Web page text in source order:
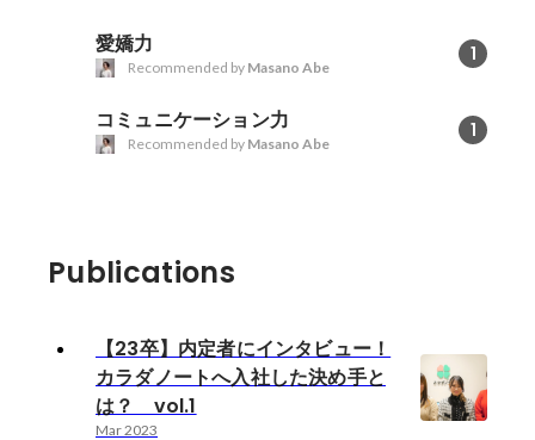
愛嬌力 1
Recommended by Masano Abe
コミュニケーション力 1
Recommended by Masano Abe
Publications
【23卒】内定者にインタビュー！
カラダノートへ入社した決め手と
は？ vol.1
Mar 2023